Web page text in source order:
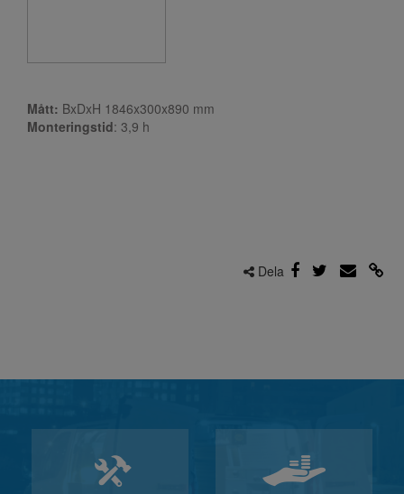
Mått: BxDxH 1846x300x890 mm
Monteringstid: 3,9 h
Dela